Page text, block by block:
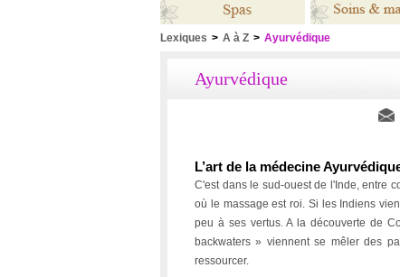
Lexiques > A à Z > Ayurvédique
Ayurvédique
L’art de la médecine
C'est dans le sud-ouest de l'Inde, entre
où le massage est roi. Si les Indiens
peu à ses vertus. A la découverte de
backwaters » viennent se mêler des
ressourcer.
Spas